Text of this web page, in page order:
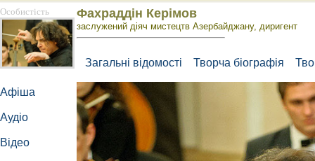
Особистість
Афіша
Аудіо
Відео
Фахраддін Керімов
заслужений діяч мистецтв Азербайджану, диригент
Загальні відомості Творча біографія